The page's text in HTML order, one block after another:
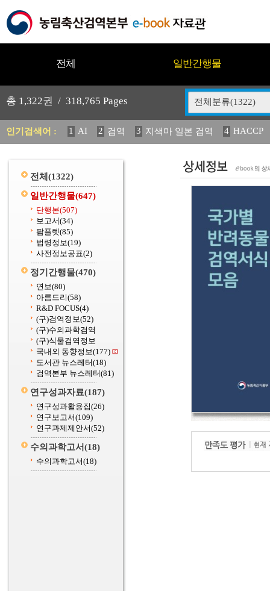
전체 일반간행물
총 1,322권 / 318,765 Pages 전체분류(1322)
인기검색어 : 1 AI 2 검역 3 지색마 일본 검역 4 HACCP
11 2025 12 중독성 식물 도감 13 媛 異 14
전체 (1322)
일반간행물(647)
단행본(507)
보고서(34)
팜플렛(85)
법령정보(19)
사전정보공표(2)
정기간행물(470)
연보(80)
아름드리(58)
R&D FOCUS(4)
(구)검역정보(52)
(구)수의과학검역
(구)식물검역정보
국내외 동향정보(177)
도서관 뉴스레터(18)
검역본부 뉴스레터(81)
연구성과자료(187)
연구성과활용집(26)
연구보고서(109)
연구과제제안서(52)
수의과학고서(18)
수의과학고서(18)